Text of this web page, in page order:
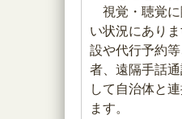
視覚・聴覚に
い状況にあり
設や代行予約
者、遠隔手話
して自治体と
ます。